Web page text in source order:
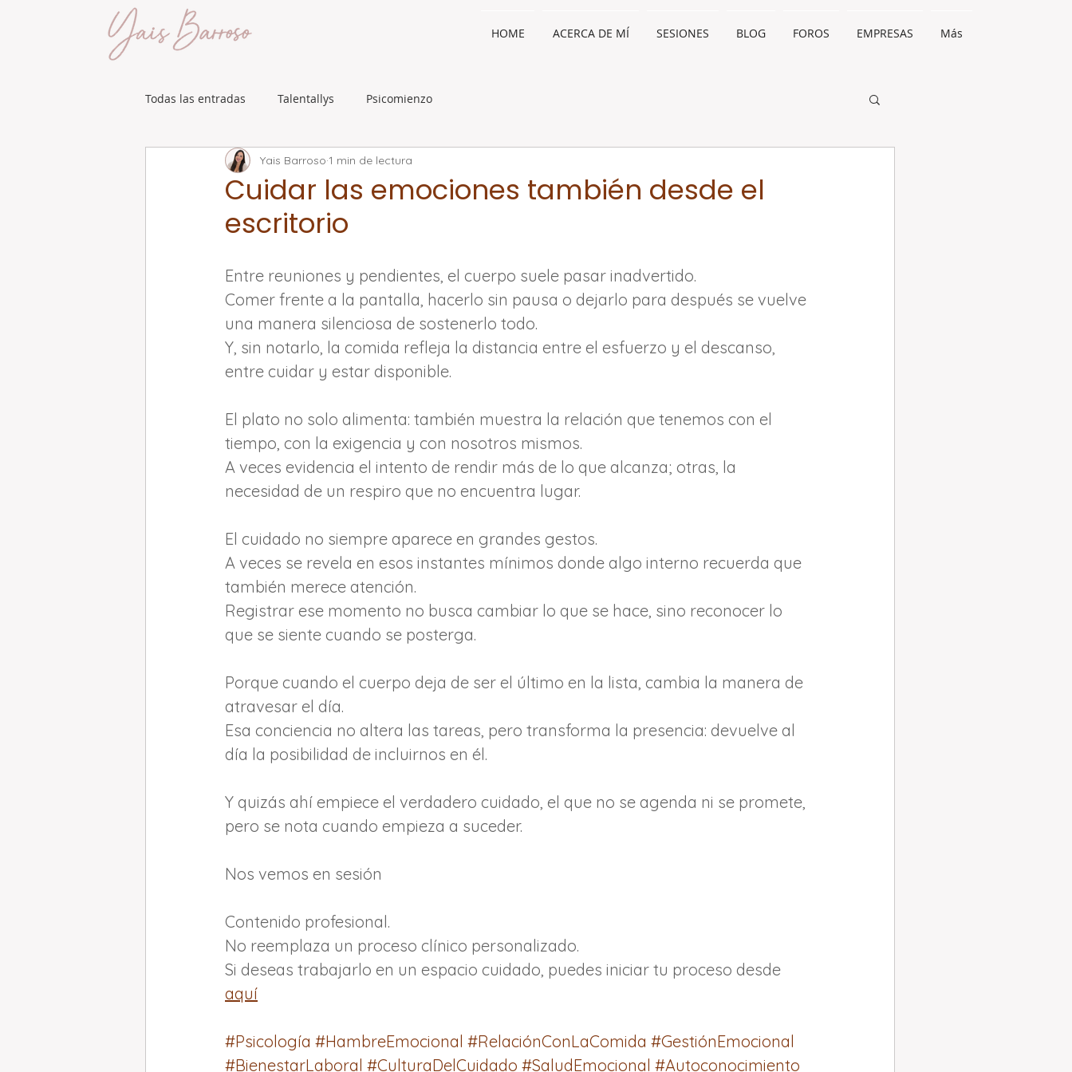
HOME ACERCA DE MÍ SESIONES BLOG FOROS EMPRESAS Más
Todas las entradas Talentallys Psicomienzo
Cuidar las emociones también desde el
escritorio
Yais Barroso 1 min de lectura
Entre reuniones y pendientes, el cuerpo suele pasar inadvertido.
Comer frente a la pantalla, hacerlo sin pausa o dejarlo para después se vuelve
una manera silenciosa de sostenerlo todo.
Y, sin notarlo, la comida refleja la distancia entre el esfuerzo y el descanso,
entre cuidar y estar disponible.
El plato no solo alimenta: también muestra la relación que tenemos con el
tiempo, con la exigencia y con nosotros mismos.
A veces evidencia el intento de rendir más de lo que alcanza; otras, la
necesidad de un respiro que no encuentra lugar.
El cuidado no siempre aparece en grandes gestos.
A veces se revela en esos instantes mínimos donde algo interno recuerda que
también merece atención.
Registrar ese momento no busca cambiar lo que se hace, sino reconocer lo
que se siente cuando se posterga.
Porque cuando el cuerpo deja de ser el último en la lista, cambia la manera de
atravesar el día.
Esa conciencia no altera las tareas, pero transforma la presencia: devuelve al
día la posibilidad de incluirnos en él.
Y quizás ahí empiece el verdadero cuidado, el que no se agenda ni se promete,
pero se nota cuando empieza a suceder.
Nos vemos en sesión
Contenido profesional.
No reemplaza un proceso clínico personalizado.
Si deseas trabajarlo en un espacio cuidado, puedes iniciar tu proceso desde
aquí
#Psicología #HambreEmocional #RelaciónConLaComida #GestiónEmocional
#BienestarLaboral #CulturaDelCuidado #SaludEmocional #Autoconocimiento